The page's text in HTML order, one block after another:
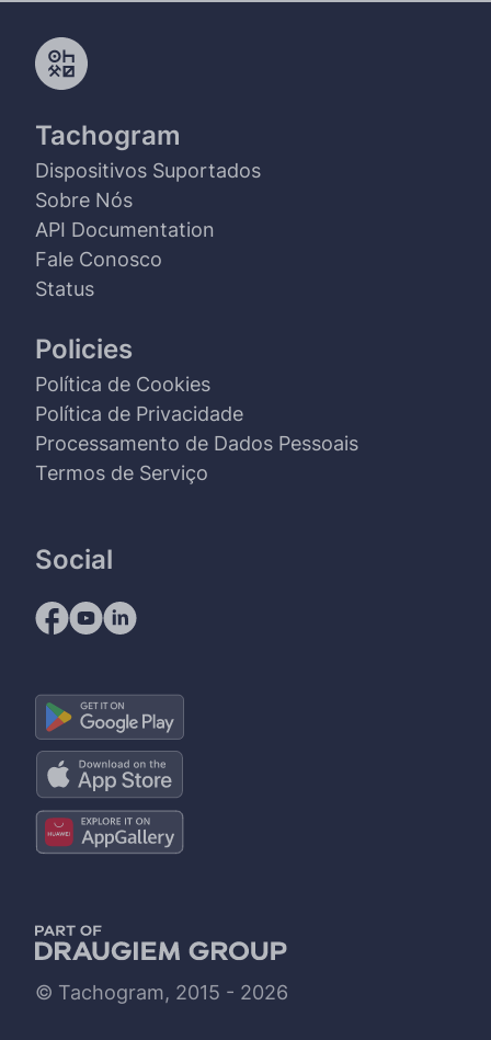
Tachogram
Dispositivos Suportados
Sobre Nós
API Documentation
Fale Conosco
Status
Policies
Política de Cookies
Política de Privacidade
Processamento de Dados Pessoais
Termos de Serviço
Social
© Tachogram, 2015 - 2026